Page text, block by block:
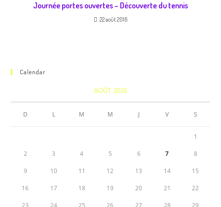
Journée portes ouvertes – Découverte du tennis
22 août 2016
Calendar
AOÛT 2026
D L M M J V S
1
2 3 4 5 6 7 8
9 10 11 12 13 14 15
16 17 18 19 20 21 22
23 24 25 26 27 28 29